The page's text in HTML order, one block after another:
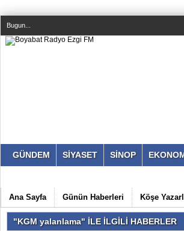
Bugun...
GÜNDEM SİYASET SİNOP
Ana Sayfa Günün Haberleri Köşe
"KGM yalanlama" İLE İLGİLİ HABERLER